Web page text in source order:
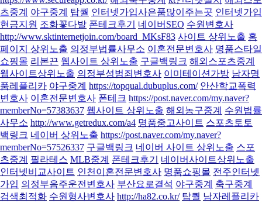
츠중계 야구중계 탑퀄 인터넷가입사은품많이주는곳 인터넷가입
현금지원 조화꽃다발 폰테크후기 네이버SEO 수원변호사
http://www.sktinternetjoin.com/board_MKsF83 사이트 상위노출 홈
페이지 상위노출 의정부법률사무소 이혼전문변호사 명품스타일
쇼핑몰 리본끈 웹사이트 상위노출 구글백링크 해외스포츠중계
웹사이트상위노출 의정부성범죄변호사 이미테이션가방 남자명
품레플리카 야구중계 https://topqual.dubuplus.com/ 안산학교폭력
변호사 이혼전문변호사 폰테크 https://post.naver.com/my.naver?
memberNo=57383637 웹사이트 상위노출 해외농구중계 수원법률
사무소 http://www.getredux.com/a4 명품중고사이트 스포츠토토
백링크 네이버 상위노출 https://post.naver.com/my.naver?
memberNo=57526337 구글백링크 네이버 사이트 상위노출 스포
츠중계 필라테스 MLB중계 폰테크후기
네이버사이트상위노출
인터넷비교사이트 인천이혼전문변호사 명품쇼핑몰 전주인터넷
가입 의정부음주운전변호사 부산요로결석 야구중계 축구중계
검색최적화 수원형사변호사 http://ha82.co.kr/ 탑퀄 남자레플리카